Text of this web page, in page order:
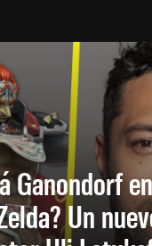
Ganondorf
Un